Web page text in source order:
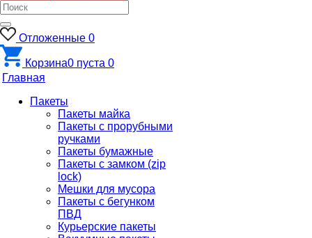
Отложенные 0
Корзина0 пуста 0
Главная
Пакеты
Пакеты майка
Пакеты с прорубными
ручками
Пакеты бумажные
Пакеты с замком (zip
lock)
Мешки для мусора
Пакеты с бегунком
ПВД
Курьерские пакеты